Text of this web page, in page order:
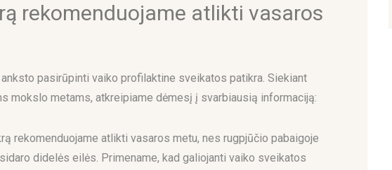
rekomenduojame atlikti vasaros
pasirūpinti vaiko profilaktine sveikatos patikra. Siekiant
mokslo metams, atkreipiame dėmesį į svarbiausią informaciją:
rekomenduojame atlikti vasaros metu, nes rugpjūčio pabaigoje
didelės eilės. Primename, kad galiojanti vaiko sveikatos